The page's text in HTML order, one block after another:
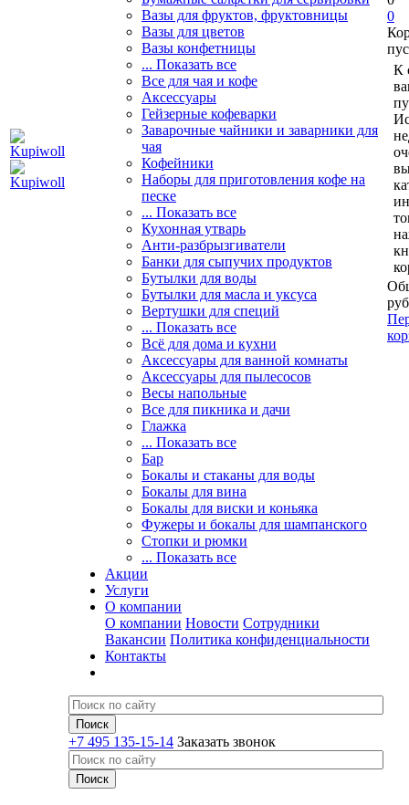
Вазы для фруктов, фруктовницы
Вазы для цветов
Вазы конфетницы
... Показать все
Все для чая и кофе
Аксессуары
Гейзерные кофеварки
Заварочные чайники и заварники для
чая
Кофейники
Наборы для приготовления кофе на
песке
... Показать все
Кухонная утварь
Анти-разбрызгиватели
Банки для сыпучих продуктов
Бутылки для воды
Бутылки для масла и уксуса
Вертушки для специй
... Показать все
Всё для дома и кухни
Аксессуары для ванной комнаты
Аксессуары для пылесосов
Весы напольные
Все для пикника и дачи
Глажка
... Показать все
Бар
Бокалы и стаканы для воды
Бокалы для вина
Бокалы для виски и коньяка
Фужеры и бокалы для шампанского
Стопки и рюмки
... Показать все
Акции
Услуги
О компании
О компании Новости Сотрудники
Вакансии Политика конфиденциальности
Контакты
+7 495 135-15-14 Заказать звонок
0
К